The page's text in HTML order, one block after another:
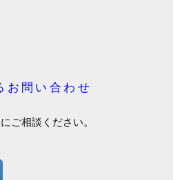
お問い合わせ
ご相談ください。